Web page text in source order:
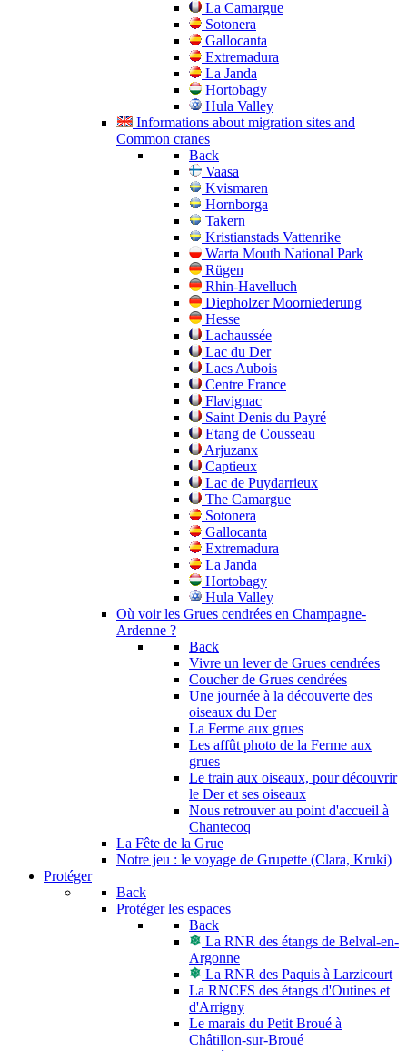
La Camargue
Sotonera
Gallocanta
Extremadura
La Janda
Hortobagy
Hula Valley
Informations about migration sites and
Common cranes
Back
Vaasa
Kvismaren
Hornborga
Takern
Kristianstads Vattenrike
Warta Mouth National Park
Rügen
Rhin-Havelluch
Diepholzer Moorniederung
Hesse
Lachaussée
Lac du Der
Lacs Aubois
Centre France
Flavignac
Saint Denis du Payré
Etang de Cousseau
Arjuzanx
Captieux
Lac de Puydarrieux
The Camargue
Sotonera
Gallocanta
Extremadura
La Janda
Hortobagy
Hula Valley
Où voir les Grues cendrées en Champagne-
Ardenne ?
Back
Vivre un lever de Grues cendrées
Coucher de Grues cendrées
Une journée à la découverte des
oiseaux du Der
La Ferme aux grues
Les affût photo de la Ferme aux
grues
Le train aux oiseaux, pour découvrir
le Der et ses oiseaux
Nous retrouver au point d'accueil à
Chantecoq
La Fête de la Grue
Notre jeu : le voyage de Grupette (Clara, Kruki)
Protéger
Back
Protéger les espaces
Back
La RNR des étangs de Belval-en-
Argonne
La RNR des Paquis à Larzicourt
La RNCFS des étangs d'Outines et
d'Arrigny
Le marais du Petit Broué à
Châtillon-sur-Broué